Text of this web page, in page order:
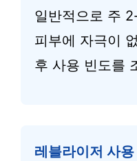
일반적으로 주
피부에 자극이
후 사용 빈도를
레블라이저 사